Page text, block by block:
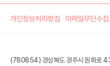
개인정보처리방침 이메일무단수
(780854) 경상북도 경주시 원화로